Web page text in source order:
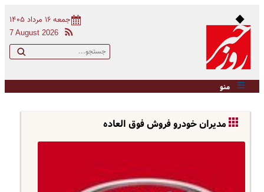
جمعه ۱۶ مرداد ۱۴۰۵
7 August 2026
منو
مدیران خودرو فروش فوق العاده